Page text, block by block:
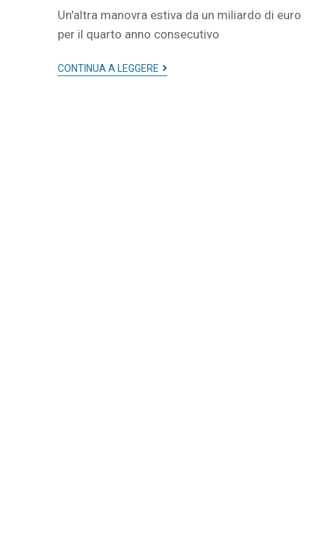
Un'altra manovra estiva da un miliardo di euro
per il quarto anno consecutivo
CONTINUA A LEGGERE